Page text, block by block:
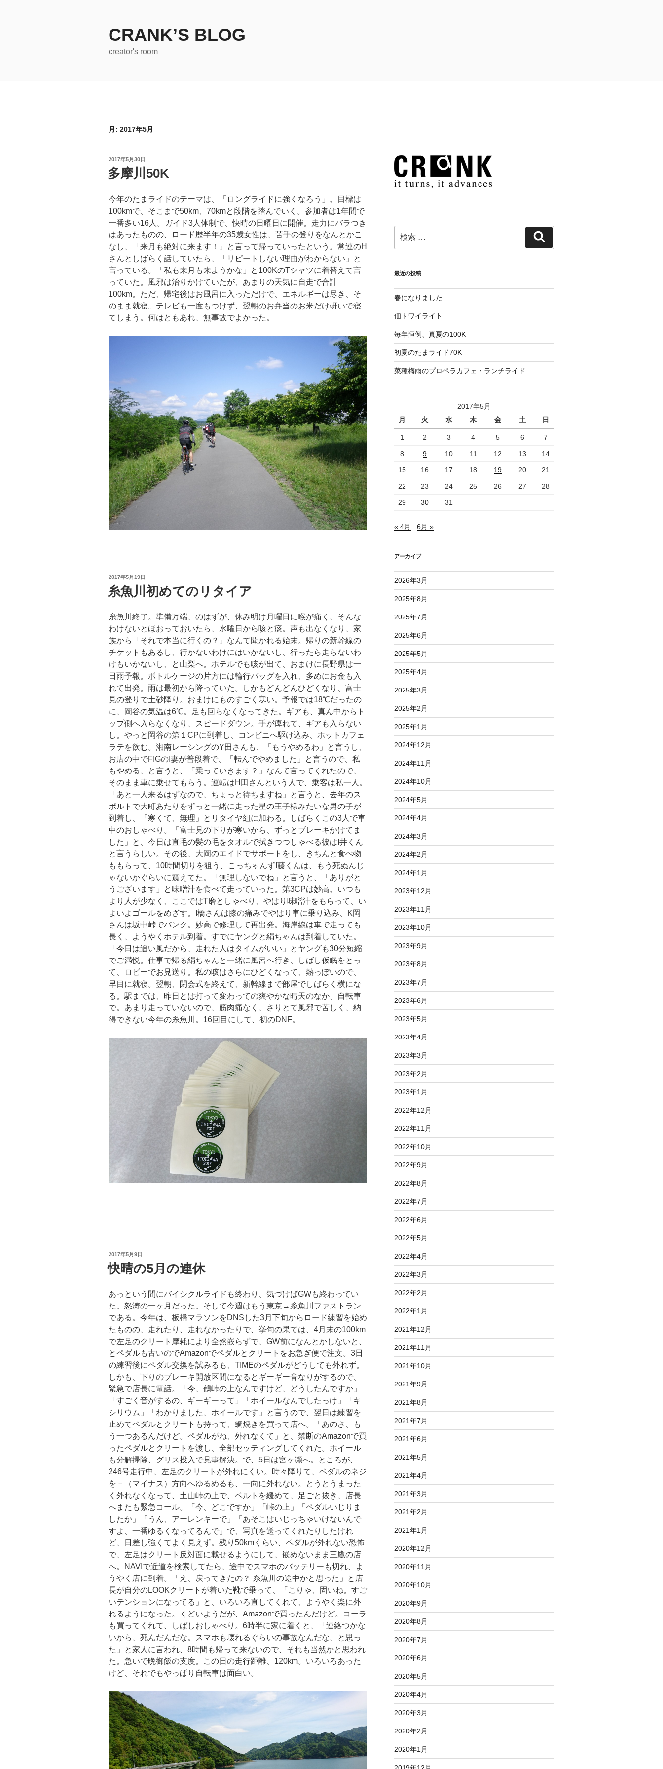
CRANK’S BLOG
creator's room
月: 2017年5月
投
稿
日:
2017年5月30日
多摩川50K
今年のたまライドのテーマは、「ロングライドに強くなろう」。目標は
100kmで、そこまで50km、70kmと段階を踏んでいく。参加者は1年間で
一番多い16人。ガイド3人体制で、快晴の日曜日に開催。走力にバラつき
はあったものの、ロード歴半年の35歳女性は、苦手の登りをなんとかこ
なし、「来月も絶対に来ます！」と言って帰っていったという。常連のH
さんとしばらく話していたら、「リピートしない理由がわからない」と
言っている。「私も来月も来ようかな」と100KのTシャツに着替えて言
っていた。風邪は治りかけていたが、あまりの天気に自走で合計
100km。ただ、帰宅後はお風呂に入っただけで、エネルギーは尽き、そ
のまま就寝。テレビも一度もつけず、翌朝のお弁当のお米だけ研いで寝
てしまう。何はともあれ、無事故でよかった。
投
稿
日:
2017年5月19日
糸魚川初めてのリタイア
糸魚川終了。準備万端、のはずが、休み明け月曜日に喉が痛く、そんな
わけないとほおっておいたら、水曜日から咳と痰。声も出なくなり、家
族から「それで本当に行くの？」なんて聞かれる始末。帰りの新幹線の
チケットもあるし、行かないわけにはいかないし、行ったら走らないわ
けもいかないし、と山梨へ。ホテルでも咳が出て、おまけに長野県は一
日雨予報。ボトルケージの片方には輪行バッグを入れ、多めにお金も入
れて出発。雨は最初から降っていた。しかもどんどんひどくなり、富士
見の登りで土砂降り。おまけにものすごく寒い。予報では18℃だったの
に、岡谷の気温は6℃。足も回らなくなってきた。ギアも、真ん中からト
ップ側へ入らなくなり、スピードダウン。手が痺れて、ギアも入らない
し。やっと岡谷の第１CPに到着し、コンビニへ駆け込み、ホットカフェ
ラテを飲む。湘南レーシングのY田さんも、「もうやめるわ」と言うし、
お店の中でFIGのI妻が普段着で、「転んでやめました」と言うので、私
もやめる、と言うと、「乗っていきます？」なんて言ってくれたので、
そのまま車に乗せてもらう。運転はH田さんという人で、乗客は私一人。
「あと一人来るはずなので、ちょっと待ちますね」と言うと、去年のス
ポルトで大町あたりをずっと一緒に走った星の王子様みたいな男の子が
到着し、「寒くて、無理」とリタイヤ組に加わる。しばらくこの3人で車
中のおしゃべり。「富士見の下りが寒いから、ずっとブレーキかけてま
した」と、今日は直毛の髪の毛をタオルで拭きつつしゃべる彼はI井くん
と言うらしい。その後、大岡のエイドでサポートをし、きちんと食べ物
ももらって、10時間切りを狙う、こっちゃんずI藤くんは、もう死ぬんじ
ゃないかぐらいに震えてた。「無理しないでね」と言うと、「ありがと
うございます」と味噌汁を食べて走っていった。第3CPは妙高。いつも
より人が少なく、ここではT磨としゃべり、やはり味噌汁をもらって、い
よいよゴールをめざす。I橋さんは膝の痛みでやはり車に乗り込み、K岡
さんは坂中峠でパンク。妙高で修理して再出発。海岸線は車で走っても
長く、ようやくホテル到着。すでにヤングと絹ちゃんは到着していた。
「今日は追い風だから、走れた人はタイムがいい」とヤングも30分短縮
でご満悦。仕事で帰る絹ちゃんと一緒に風呂へ行き、しばし仮眠をとっ
て、ロビーでお見送り。私の咳はさらにひどくなって、熱っぽいので、
早目に就寝。翌朝、閉会式を終えて、新幹線まで部屋でしばらく横にな
る。駅までは、昨日とは打って変わっての爽やかな晴天のなか、自転車
で。あまり走っていないので、筋肉痛なく、さりとて風邪で苦しく、納
得できない今年の糸魚川。16回目にして、初のDNF。
投
稿
日:
2017年5月9日
快晴の5月の連休
あっという間にバイシクルライドも終わり、気づけばGWも終わってい
た。怒涛の一ヶ月だった。そして今週はもう東京→糸魚川ファストラン
である。今年は、板橋マラソンをDNSした3月下旬からロード練習を始め
たものの、走れたり、走れなかったりで、挙句の果ては、4月末の100km
で左足のクリート摩耗により全然嵌らずで、GW前になんとかしないと、
とペダルも古いのでAmazonでペダルとクリートをお急ぎ便で注文。3日
の練習後にペダル交換を試みるも、TIMEのペダルがどうしても外れず。
しかも、下りのブレーキ開放区間になるとギーギー音なりがするので、
緊急で店長に電話。「今、鶴峠の上なんですけど、どうしたんですか」
「すごく音がするの、ギーギーって」「ホイールなんでしたっけ」「キ
シリウム」「わかりました、ホイールです」と言うので、翌日は練習を
止めてペダルとクリートも持って、鯛焼きを買って店へ。「あのさ、も
う一つあるんだけど。ペダルがね、外れなくて」と、禁断のAmazonで買
ったペダルとクリートを渡し、全部セッティングしてくれた。ホイール
も分解掃除、グリス投入で見事解決。で、5日は宮ヶ瀬へ。ところが、
246号走行中、左足のクリートが外れにくい。時々降りて、ペダルのネジ
を－（マイナス）方向へゆるめるも、一向に外れない。とうとうまった
く外れなくなって、土山峠の上で、ベルトを緩めて、足ごと抜き、店長
へまたも緊急コール。「今、どこですか」「峠の上」「ペダルいじりま
したか」「うん、アーレンキーで」「あそこはいじっちゃいけないんで
すよ、一番ゆるくなってるんで」で、写真を送ってくれたりしたけれ
ど、日差し強くてよく見えず。残り50kmくらい、ペダルが外れない恐怖
で、左足はクリート反対面に載せるようにして、嵌めないまま三鷹の店
へ。NAVIで近道を検索してたら、途中でスマホのバッテリーも切れ、よ
うやく店に到着。「え、戻ってきたの？ 糸魚川の途中かと思った」と店
長が自分のLOOKクリートが着いた靴で乗って、「こりゃ、固いね。すご
いテンションになってる」と、いろいろ直してくれて、ようやく楽に外
れるようになった。くどいようだが、Amazonで買ったんだけど。コーラ
も買ってくれて、しばしおしゃべり。6時半に家に着くと、「連絡つかな
いから、死んだんだな。スマホも壊れるぐらいの事故なんだな、と思っ
た」と家人に言われ、8時間も帰って来ないので、それも当然かと思われ
た。急いで晩御飯の支度。この日の走行距離、120km。いろいろあった
けど、それでもやっぱり自転車は面白い。
索:
索
最近の投稿
春になりました
佃トワイライト
毎年恒例、真夏の100K
初夏のたまライド70K
菜種梅雨のプロペラカフェ・ランチライド
2017年5月
月
火 水 木 金 土 日
1 2 3 4 5 6 7
8 9 10 11 12 13 14
15 16 17 18 19 20 21
22 23 24 25 26 27 28
29 30 31
« 4月 6月 »
アーカイブ
2026年3月
2025年8月
2025年7月
2025年6月
2025年5月
2025年4月
2025年3月
2025年2月
2025年1月
2024年12月
2024年11月
2024年10月
2024年5月
2024年4月
2024年3月
2024年2月
2024年1月
2023年12月
2023年11月
2023年10月
2023年9月
2023年8月
2023年7月
2023年6月
2023年5月
2023年4月
2023年3月
2023年2月
2023年1月
2022年12月
2022年11月
2022年10月
2022年9月
2022年8月
2022年7月
2022年6月
2022年5月
2022年4月
2022年3月
2022年2月
2022年1月
2021年12月
2021年11月
2021年10月
2021年9月
2021年8月
2021年7月
2021年6月
2021年5月
2021年4月
2021年3月
2021年2月
2021年1月
2020年12月
2020年11月
2020年10月
2020年9月
2020年8月
2020年7月
2020年6月
2020年5月
2020年4月
2020年3月
2020年2月
2020年1月